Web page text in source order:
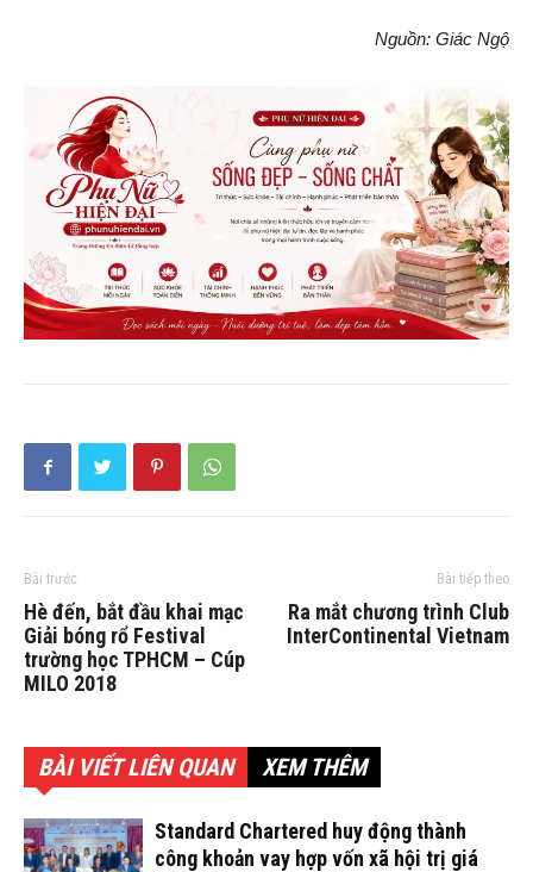
Nguồn: Giác Ngộ
Bài trước
Hè đến, bắt đầu khai mạc
Giải bóng rổ Festival
trường học TPHCM – Cúp
MILO 2018
Bài tiếp theo
Ra mắt chương trình Club
InterContinental Vietnam
BÀI VIẾT LIÊN QUAN XEM THÊM
Standard Chartered huy động thành
công khoản vay hợp vốn xã hội trị giá